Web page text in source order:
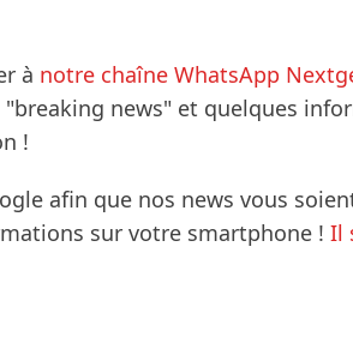
à notre chaîne WhatsApp
news" et quelques
!
afin que nos news vous
sur votre smartphone ! Il